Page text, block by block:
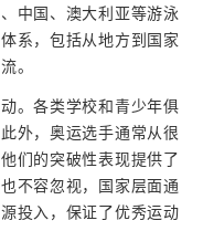
中国、澳大利亚等游泳
系，包括从地方到国家
。
。各类学校和青少年俱
外，奥运选手通常从很
们的突破性表现提供了
不容忽视，国家层面通
投入，保证了优秀运动